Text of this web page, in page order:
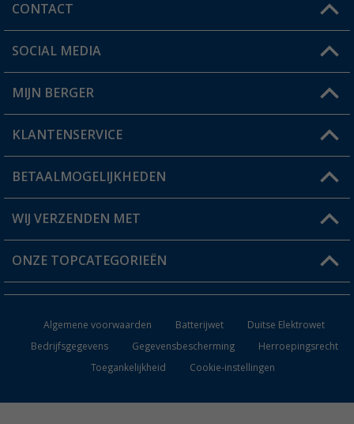
CONTACT
Een vraag?
Winkel vinden
SOCIAL MEDIA
MIJN BERGER
Mijn account
Status bestelling
Verlanglijstje
KLANTENSERVICE
FAQ & Contact
Verzendinformatie
Catalogus
BETAALMOGELIJKHEDEN
WIJ VERZENDEN MET
ONZE TOPCATEGORIEËN
Campingmeubilair
Campingtoiletten
Algemene voorwaarden Batterijwet
Duitse Elektrowet
Bedrijfsgegevens
Gegevensbescherming
Herroepingsrecht
Toegankelijkheid
Cookie-instellingen